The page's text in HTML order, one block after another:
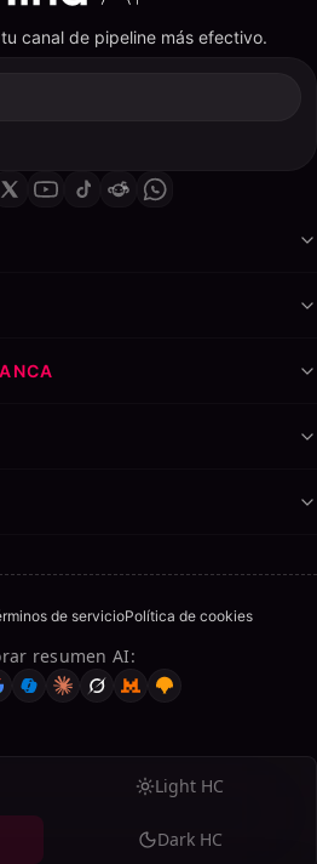
canal de pipeline más efectivo.
de servicioPolítica de cookies
resumen AI:
Light HC
Dark HC